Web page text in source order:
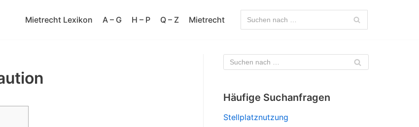
Mietrecht Lexikon A – G H – P Q – Z Mietrecht
Häufige Suchanfragen
Stellplatznutzung